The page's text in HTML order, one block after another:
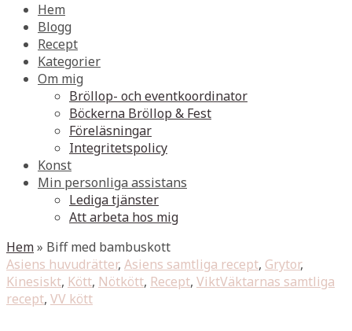
Hem
Blogg
Recept
Kategorier
Om mig
Bröllop- och eventkoordinator
Böckerna Bröllop & Fest
Föreläsningar
Integritetspolicy
Konst
Min personliga assistans
Lediga tjänster
Att arbeta hos mig
Hem» Biff med bambuskott
Asiens huvudrätter, Asiens samtliga recept, Grytor,
Kinesiskt, Kött, Nötkött, Recept, ViktVäktarnas samtliga
recept, VV kött